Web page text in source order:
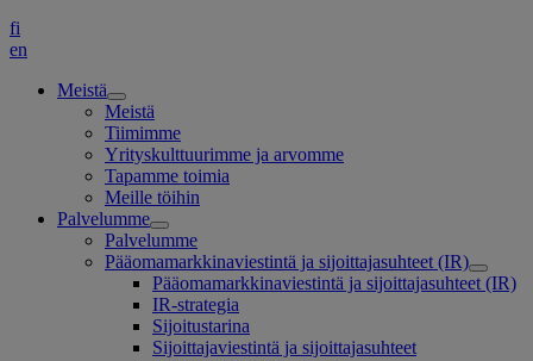
fi
en
Meistä
Meistä
Tiimimme
Yrityskulttuurimme ja arvomme
Tapamme toimia
Meille töihin
Palvelumme
Palvelumme
Pääomamarkkinaviestintä ja sijoittajasuhteet (IR)
Pääomamarkkinaviestintä ja sijoittajasuhteet (IR)
IR-strategia
Sijoitustarina
Sijoittajaviestintä ja sijoittajasuhteet